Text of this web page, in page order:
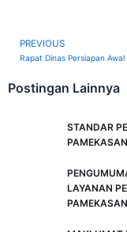
Prev
PREVIOUS
Postingan Lainnya
STANDAR
PAMEKASAN
LAYANAN